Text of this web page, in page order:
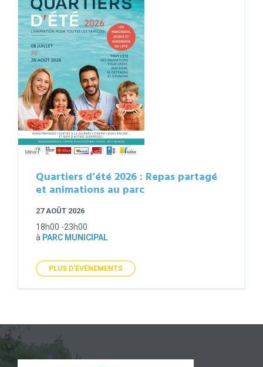
Quartiers d’été 2026 : Repas partagé
et animations au parc
27 AOÛT 2026
18h00 -23h00
à PARC MUNICIPAL
PLUS D'ÉVÉNEMENTS